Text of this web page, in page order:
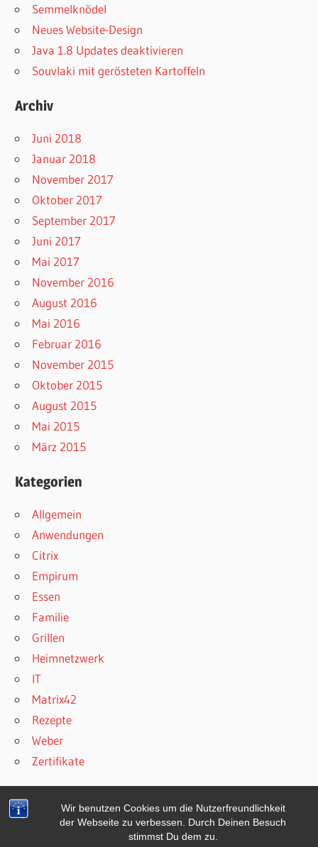
Wir benutzen Cookies um die Nutzerfreundlichkeit
der Webseite zu verbessen. Durch Deinen Besuch
stimmst Du dem zu.
Semmelknödel
Neues Website-Design
Java 1.8 Updates deaktivieren
Souvlaki mit gerösteten Kartoffeln
Archiv
Juni 2018
Januar 2018
November 2017
Oktober 2017
September 2017
Juni 2017
Mai 2017
November 2016
August 2016
Mai 2016
Februar 2016
November 2015
Oktober 2015
August 2015
Mai 2015
März 2015
Kategorien
Allgemein
Anwendungen
Citrix
Empirum
Essen
Familie
Grillen
Heimnetzwerk
IT
Matrix42
Rezepte
Weber
Zertifikate
WordPress-Theme: Wellington von ThemeZee.